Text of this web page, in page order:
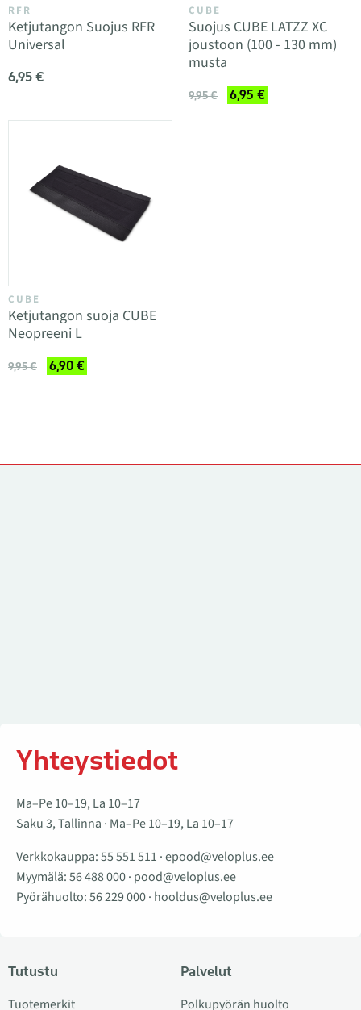
RFR
Ketjutangon Suojus RFR
Universal
6,95 €
CUBE
Suojus CUBE LATZZ XC
joustoon (100 - 130 mm)
musta
9,95 € 6,95 €
CUBE
Ketjutangon suoja CUBE
Neopreeni L
9,95 € 6,90 €
Yhteystiedot
Ma–Pe 10–19, La 10–17
Saku 3, Tallinna · Ma–Pe 10–19, La 10–17
Verkkokauppa:55 551 511 ·epood@veloplus.ee
Myymälä:56 488 000· pood@veloplus.ee
Pyörähuolto:56 229 000· hooldus@veloplus.ee
Tutustu
Tuotemerkit
Palvelut
Polkupyörän huolto